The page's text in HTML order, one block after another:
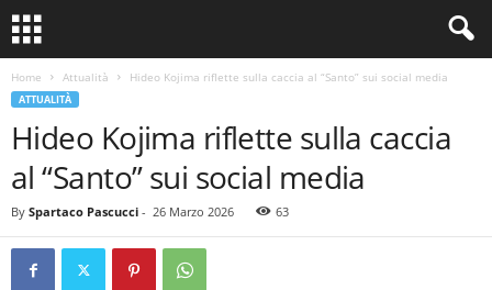
Home Attualità Hideo Kojima riflette sulla caccia al “Santo” sui social media
ATTUALITÀ
Hideo Kojima riflette sulla caccia
al “Santo” sui social media
By Spartaco Pascucci - 26 Marzo 2026 63